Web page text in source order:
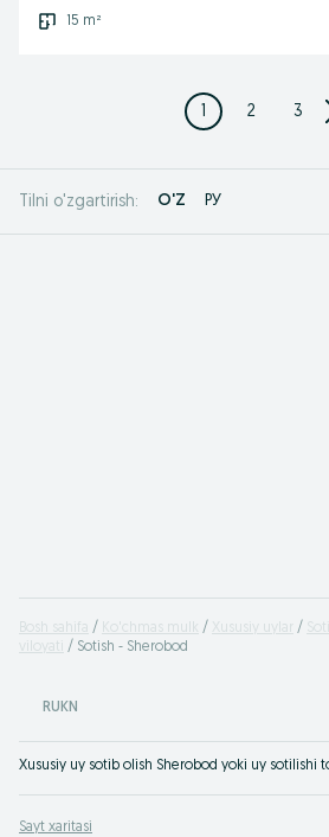
15 m²
1 2 3
Tilni o'zgartirish: O'Z РУ
Bosh sahifa Ko'chmas mulk Xususiy uylar
viloyati
Sotish - Sherobod
RUKN
Sayt xaritasi